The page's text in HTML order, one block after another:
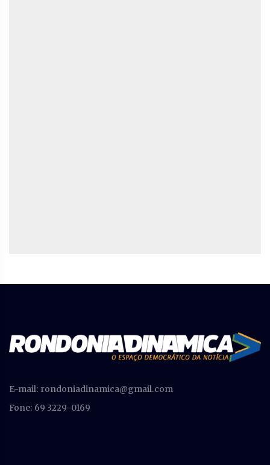
E-mail: rondoniadinamica@gmail.com
Fone: 69 3229-0169